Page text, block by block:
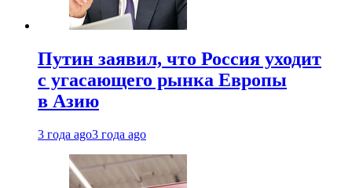
Путин заявил, что Россия уходит
с угасающего рынка Европы
в Азию
3 года ago3 года ago